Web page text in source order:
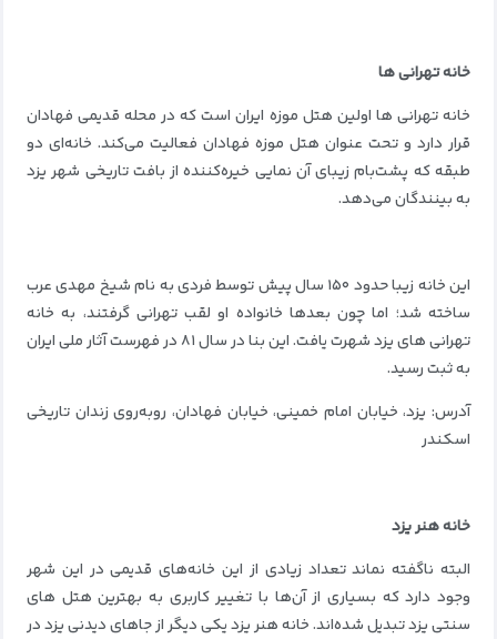
خانه تهرانی ها
خانه تهرانی ها اولین هتل موزه ایران است که در محله قدیمی فهادان
قرار دارد و تحت عنوان هتل موزه فهادان فعالیت می‌کند. خانه‌ای دو
طبقه که پشت‌بام زیبای آن نمایی خیره‌کننده از بافت تاریخی شهر یزد
به بینندگان می‌دهد.
این خانه زیبا حدود ۱۵۰ سال پیش توسط فردی به نام شیخ مهدی عرب
ساخته شد؛ اما چون بعدها خانواده او لقب تهرانی گرفتند، به خانه
تهرانی های یزد شهرت یافت. این بنا در سال ۸۱ در فهرست آثار ملی ایران
به ثبت رسید.
آدرس: یزد، خیابان امام خمینی، خیابان فهادان، روبه‌روی زندان تاریخی
اسکندر
خانه هنر یزد
البته ناگفته نماند تعداد زیادی از این خانه‌های قدیمی در این شهر
وجود دارد که بسیاری از آن‌ها با تغییر کاربری به بهترین هتل های
سنتی یزد تبدیل شده‌اند. خانه هنر یزد یکی دیگر از جاهای دیدنی یزد در